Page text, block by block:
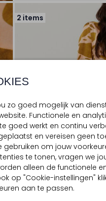
zo goed mogelijk van
Functionele en
goed werkt en continu
en vereisen geen
gebruiken om jouw
te tonen, vragen we
alleen de functionele
op "Cookie-instellingen"
aan te passen.
2 items